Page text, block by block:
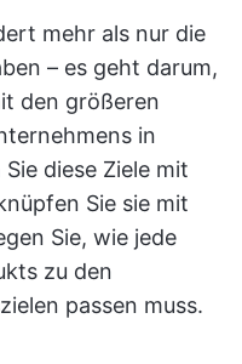
mehr als nur die
– es geht darum,
den größeren
in
diese Ziele mit
Sie sie mit
Sie, wie jede
zu den
passen muss.